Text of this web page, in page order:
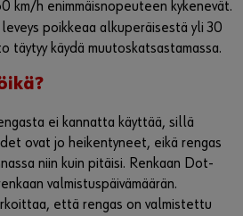
km/h enimmäisnopeuteen kykenevät.
leveys poikkeaa alkuperäisestä yli 30
täytyy käydä muutoskatsastamassa.
ei kannatta käyttää, sillä
ovat jo heikentyneet, eikä rengas
niin kuin pitäisi. Renkaan Dot-
valmistuspäivämäärän.
että rengas on valmistettu